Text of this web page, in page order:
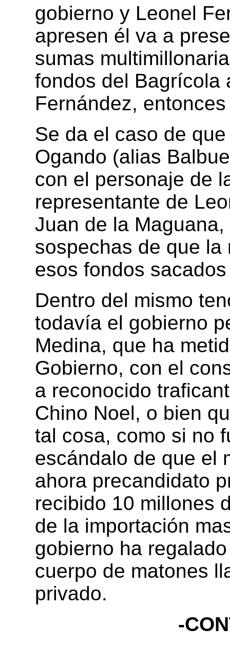
gobierno y Leonel
apresen él va a
sumas
fondos del Bagrícola
Fernández,
Se da el caso de
Ogando (alias
con el personaje de
representante de
Juan de la
sospechas de que
esos fondos
Dentro del mismo
todavía el gobierno
Medina, que ha
Gobierno, con el
a reconocido
Chino Noel, o bien
tal cosa, como si no
escándalo de que el
ahora precandidato
recibido 10 millones
de la importación
gobierno ha
cuerpo de matones
privado.
-